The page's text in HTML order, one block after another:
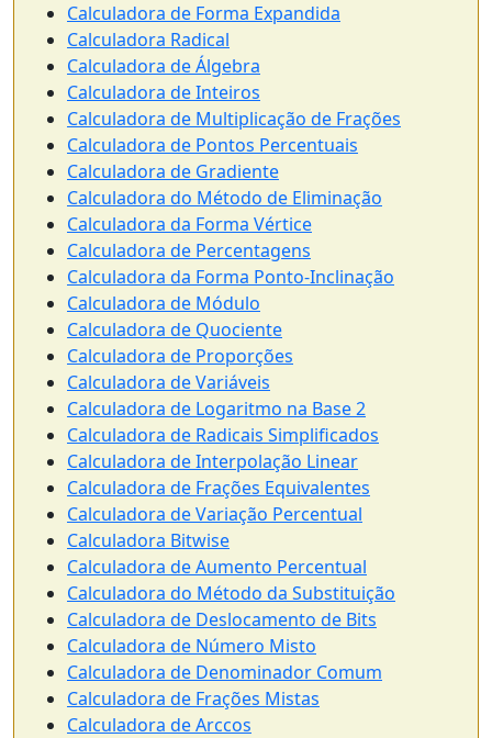
Calculadora de Forma Expandida
Calculadora Radical
Calculadora de Álgebra
Calculadora de Inteiros
Calculadora de Multiplicação de Frações
Calculadora de Pontos Percentuais
Calculadora de Gradiente
Calculadora do Método de Eliminação
Calculadora da Forma Vértice
Calculadora de Percentagens
Calculadora da Forma Ponto-Inclinação
Calculadora de Módulo
Calculadora de Quociente
Calculadora de Proporções
Calculadora de Variáveis
Calculadora de Logaritmo na Base 2
Calculadora de Radicais Simplificados
Calculadora de Interpolação Linear
Calculadora de Frações Equivalentes
Calculadora de Variação Percentual
Calculadora Bitwise
Calculadora de Aumento Percentual
Calculadora do Método da Substituição
Calculadora de Deslocamento de Bits
Calculadora de Número Misto
Calculadora de Denominador Comum
Calculadora de Frações Mistas
Calculadora de Arccos